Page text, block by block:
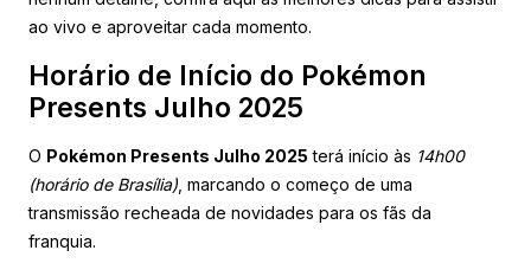
ao vivo e aproveitar cada momento.
Horário de Início do Pokémon
Presents Julho 2025
O Pokémon Presents Julho 2025 terá início às 14h00
(horário de Brasília) , marcando o começo de uma
transmissão recheada de novidades para os fãs da
franquia.